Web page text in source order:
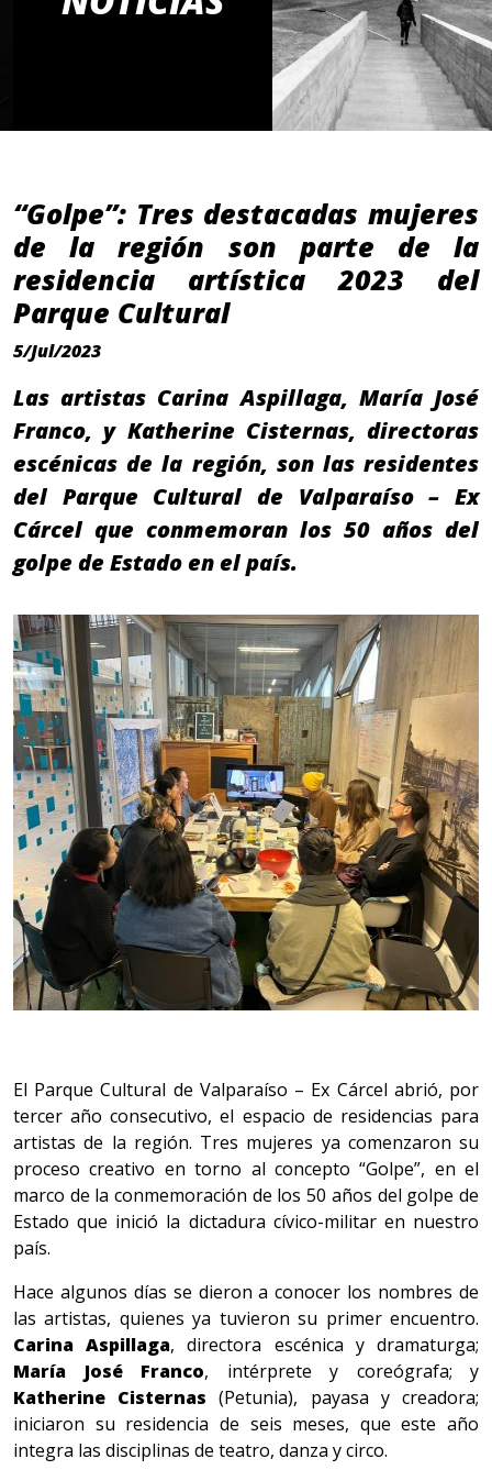
“Golpe”: Tres destacadas mujeres
de la región son parte de la
residencia artística 2023 del
Parque Cultural
5/Jul/2023
Las artistas Carina Aspillaga, María José
Franco, y Katherine Cisternas, directoras
escénicas de la región, son las residentes
del Parque Cultural de Valparaíso – Ex
Cárcel que conmemoran los 50 años del
golpe de Estado en el país.
El Parque Cultural de Valparaíso – Ex Cárcel abrió, por
tercer año consecutivo, el espacio de residencias para
artistas de la región. Tres mujeres ya comenzaron su
proceso creativo en torno al concepto “Golpe”, en el
marco de la conmemoración de los 50 años del golpe de
Estado que inició la dictadura cívico-militar en nuestro
país.
Hace algunos días se dieron a conocer los nombres de
las artistas, quienes ya tuvieron su primer encuentro.
Carina Aspillaga, directora escénica y dramaturga;
María José Franco, intérprete y coreógrafa; y
Katherine Cisternas (Petunia), payasa y creadora;
iniciaron su residencia de seis meses, que este año
integra las disciplinas de teatro, danza y circo.